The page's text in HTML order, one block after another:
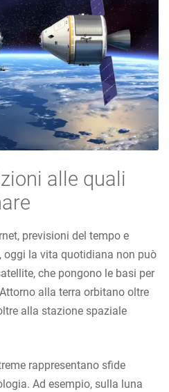
alle quali
previsioni del tempo e
oggi la vita quotidiana non può
che pongono le basi per
alla terra orbitano oltre
alla stazione spaziale
rappresentano sfide
Ad esempio, sulla luna